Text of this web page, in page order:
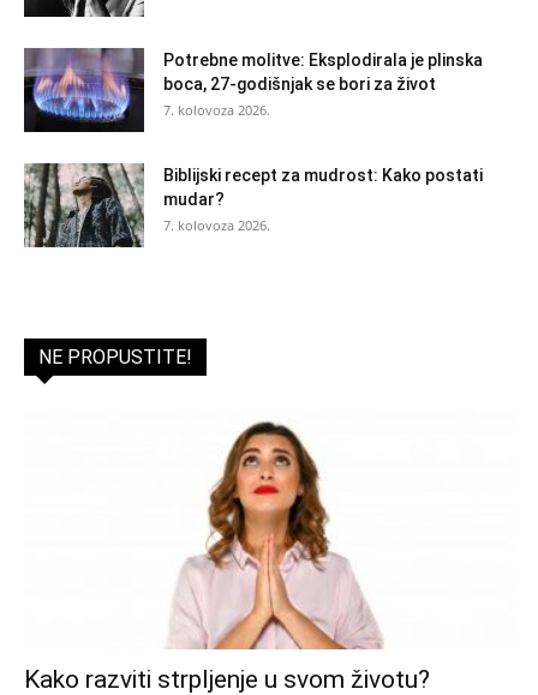
Potrebne molitve: Eksplodirala je plinska
boca, 27-godišnjak se bori za život
7. kolovoza 2026.
Biblijski recept za mudrost: Kako postati
mudar?
7. kolovoza 2026.
NE PROPUSTITE!
Kako razviti strpljenje u svom životu?